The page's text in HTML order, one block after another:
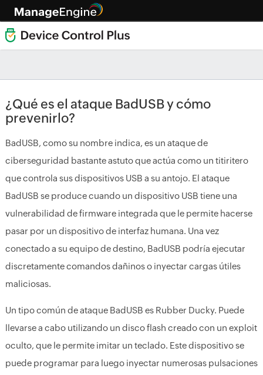
¿Qué es el ataque BadUSB y cómo
prevenirlo?
BadUSB, como su nombre indica, es un ataque de
ciberseguridad bastante astuto que actúa como un titiritero
que controla sus dispositivos USB a su antojo. El ataque
BadUSB se produce cuando un dispositivo USB tiene una
vulnerabilidad de firmware integrada que le permite hacerse
pasar por un dispositivo de interfaz humana. Una vez
conectado a su equipo de destino, BadUSB podría ejecutar
discretamente comandos dañinos o inyectar cargas útiles
maliciosas.
Un tipo común de ataque BadUSB es Rubber Ducky. Puede
llevarse a cabo utilizando un disco flash creado con un exploit
oculto, que le permite imitar un teclado. Este dispositivo se
puede programar para luego inyectar numerosas pulsaciones